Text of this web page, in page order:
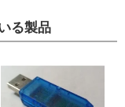
る製品